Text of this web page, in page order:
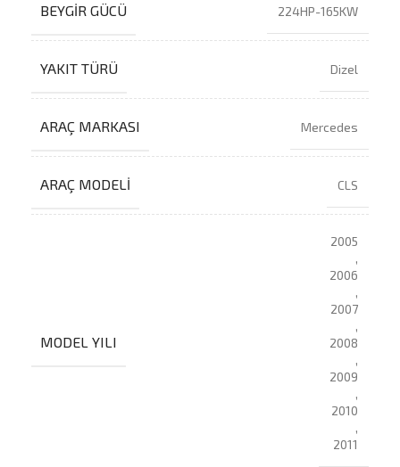
BEYGIR GÜCÜ 224HP-165KW
YAKIT TÜRÜ Dizel
ARAÇ MARKASI Mercedes
ARAÇ MODELI CLS
MODEL YILI
2005
,
2006
,
2007
,
2008
,
2009
,
2010
,
2011